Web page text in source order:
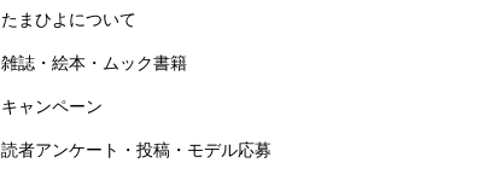
たまひよについて
雑誌・絵本・ムック書籍
キャンペーン
読者アンケート・投稿・モデル応募